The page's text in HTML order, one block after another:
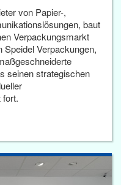
von Papier-,
baut
Verpackungsmarkt
Verpackungen,
seinen strategischen